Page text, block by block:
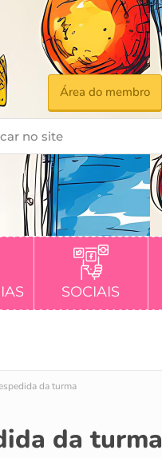
Área do membro
SOCIAIS
da turma
da turma